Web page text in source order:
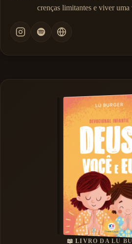
crenças limitantes e viver
📖 LIVRO DA LU